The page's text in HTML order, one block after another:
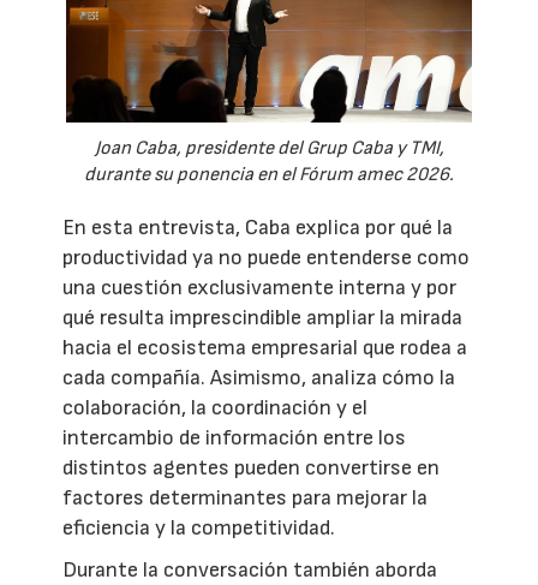
Joan Caba, presidente del Grup Caba y TMI,
durante su ponencia en el Fórum amec 2026.
En esta entrevista, Caba explica por qué la
productividad ya no puede entenderse como
una cuestión exclusivamente interna y por
qué resulta imprescindible ampliar la mirada
hacia el ecosistema empresarial que rodea a
cada compañía. Asimismo, analiza cómo la
colaboración, la coordinación y el
intercambio de información entre los
distintos agentes pueden convertirse en
factores determinantes para mejorar la
eficiencia y la competitividad.
Durante la conversación también aborda